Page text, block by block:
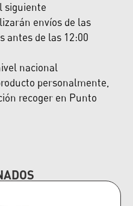
siguiente
envíos de las
antes de las 12:00
nacional
personalmente,
recoger en Punto